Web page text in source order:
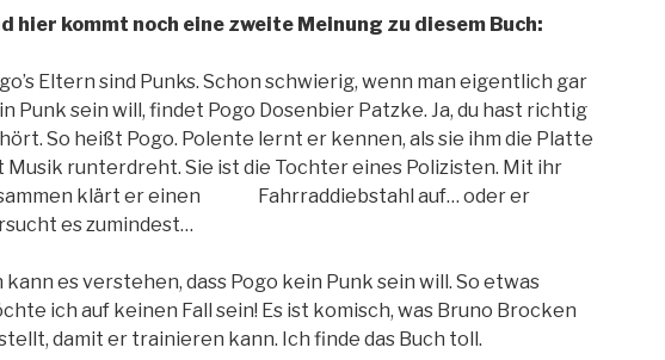
hier kommt noch eine zweite Meinung zu diesem Buch:
Eltern sind Punks. Schon schwierig, wenn man eigentlich gar
Punk sein will, findet Pogo Dosenbier Patzke. Ja, du hast richtig
So heißt Pogo. Polente lernt er kennen, als sie ihm die Platte
Musik runterdreht. Sie ist die Tochter eines Polizisten. Mit ihr
klärt er einen Fahrraddiebstahl auf… oder er
es zumindest…
kann es verstehen, dass Pogo kein Punk sein will. So etwas
ich auf keinen Fall sein! Es ist komisch, was Bruno Brocken
damit er trainieren kann. Ich finde das Buch toll.